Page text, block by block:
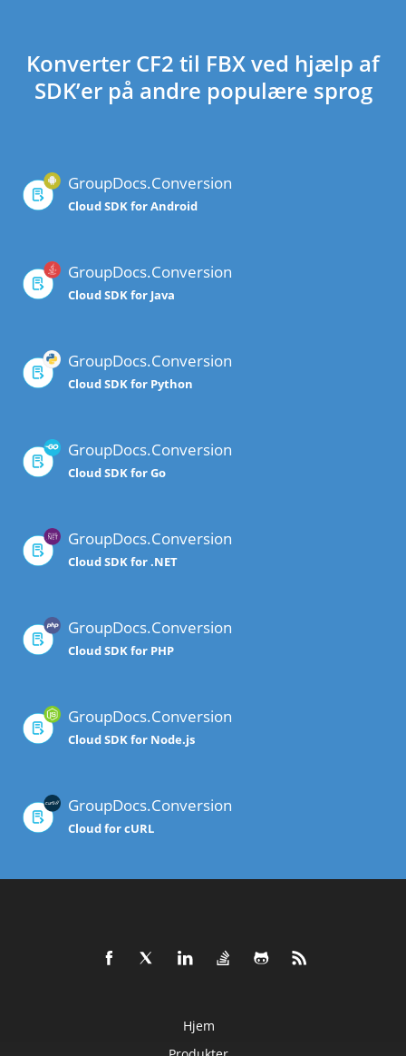
Konverter CF2 til FBX ved hjælp af
SDK’er på andre populære sprog
GroupDocs.Conversion
Cloud SDK for Android
GroupDocs.Conversion
Cloud SDK for Java
GroupDocs.Conversion
Cloud SDK for Python
GroupDocs.Conversion
Cloud SDK for Go
GroupDocs.Conversion
Cloud SDK for .NET
GroupDocs.Conversion
Cloud SDK for PHP
GroupDocs.Conversion
Cloud SDK for Node.js
GroupDocs.Conversion
Cloud for cURL
Hjem